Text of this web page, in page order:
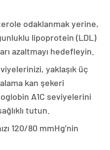
odaklanmak yerine,
lipoprotein (LDL)
azaltmayı hedefleyin.
yaklaşık üç
kan şekeri
A1C seviyelerini
tutun.
120/80 mmHg’nin